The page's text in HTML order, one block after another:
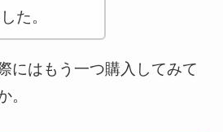
た。
にはもう一つ購入してみて
。